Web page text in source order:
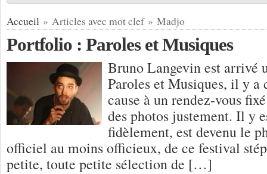
Accueil » Articles avec mot clef » Madjo
Portfolio : Paroles et Musiques
Bruno Langevin est arrivé
Paroles et Musiques, il y a
cause à un rendez-vous
des photos justement. Il y
fidèlement, est devenu le
officiel au moins officieux, de ce festival
petite, toute petite sélection de […]